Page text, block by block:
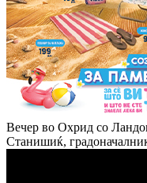
Вечер во Охрид со
Станишиќ,